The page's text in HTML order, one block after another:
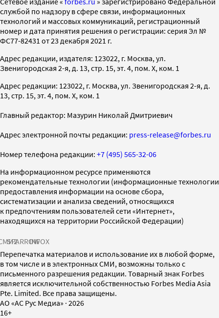
службой по надзору в сфере связи, информационных
технологий и массовых коммуникаций, регистрационный
номер и дата принятия решения о регистрации: серия Эл №
ФС77-82431 от 23 декабря 2021 г.
Адрес редакции, издателя: 123022, г. Москва, ул.
Звенигородская 2-я, д. 13, стр. 15, эт. 4, пом. X, ком. 1
Адрес редакции: 123022, г. Москва, ул. Звенигородская 2-я, д.
13, стр. 15, эт. 4, пом. X, ком. 1
Главный редактор: Мазурин Николай Дмитриевич
Адрес электронной почты редакции: press-release@forbes.ru
Номер телефона редакции: +7 (495) 565-32-06
На информационном ресурсе применяются
рекомендательные технологии (информационные технологии
предоставления информации на основе сбора,
систематизации и анализа сведений, относящихся
к предпочтениям пользователей сети «Интернет»,
находящихся на территории Российской Федерации)
SPARROWINFOX
Перепечатка материалов и использование их в любой форме,
в том числе и в электронных СМИ, возможны только с
письменного разрешения редакции. Товарный знак Forbes
является исключительной собственностью Forbes Media Asia
Pte. Limited. Все права защищены.
AO «АС Рус Медиа» · 2026
16+